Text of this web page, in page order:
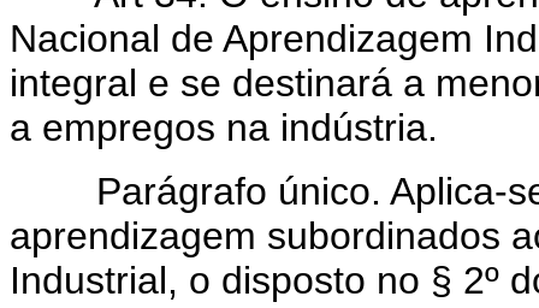
Nacional de Aprendizagem
integral e se destinará a
a empregos na indústria.
Parágrafo único. Aplica-se
aprendizagem subordinados
Industrial, o disposto no § 2º